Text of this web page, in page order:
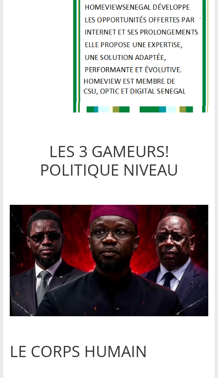
LES 3 GAMEURS!
POLITIQUE NIVEAU
LE CORPS HUMAIN